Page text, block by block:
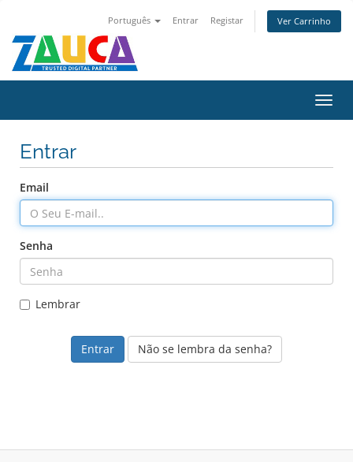
Português Entrar Registar Ver Carrinho
Entrar
Email
Senha
Lembrar
Não se lembra da senha?